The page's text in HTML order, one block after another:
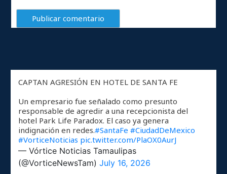
CAPTAN AGRESIÓN EN HOTEL DE SANTA FE
Un empresario fue señalado como presunto
responsable de agredir a una recepcionista del
hotel Park Life Paradox. El caso ya genera
indignación en redes.#SantaFe #CiudadDeMexico
#VorticeNoticias pic.twitter.com/PlaOX0AurJ
— Vórtice Noticias Tamaulipas
(@VorticeNewsTam)July 16, 2026